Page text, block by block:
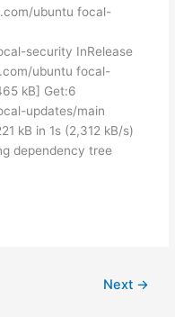
ubuntu focal-
security InRelease
ubuntu focal-
kB] Get:6
updates/main
kB in 1s (2,312 kB/s)
dependency tree
Next →